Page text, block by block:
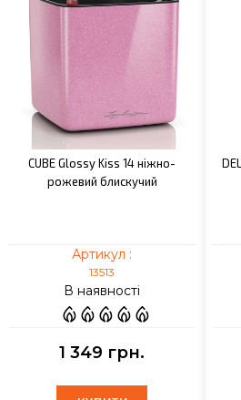
CUBE Glossy Kiss 14 ніжно-
рожевий блискучий
Артикул :
13513
В наявності
1 349 грн.